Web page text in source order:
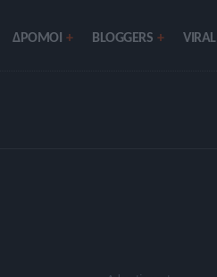
ΔΡΟΜΟΙ BLOGGERS VIRAL